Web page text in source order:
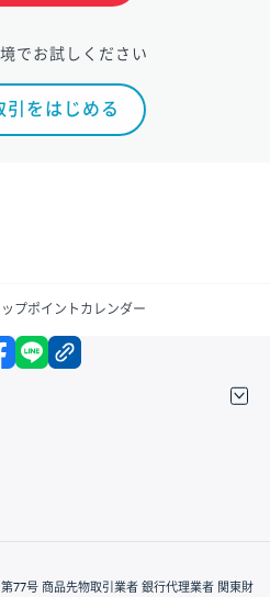
でお試しください
引をはじめる
プポイントカレンダー
X facebook
第77号 商品先物取引業者 銀行代理業者 関東財